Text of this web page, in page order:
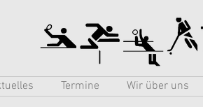
Termine Wir über uns